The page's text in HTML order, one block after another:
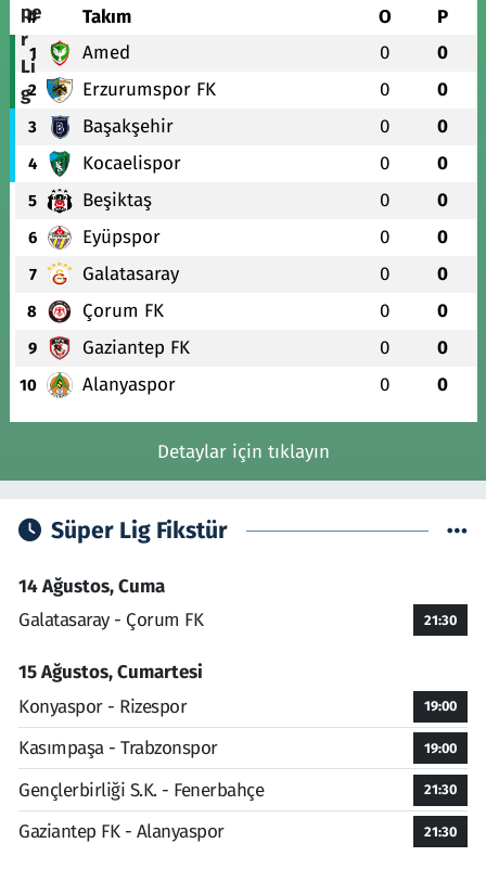
# Takım O P
1 Amed 0 0
2 Erzurumspor FK 0 0
3 Başakşehir 0 0
4 Kocaelispor 0 0
5 Beşiktaş 0 0
6 Eyüpspor 0 0
7 Galatasaray 0 0
8 Çorum FK 0 0
9 Gaziantep FK 0 0
10 Alanyaspor 0 0
Detaylar için tıklayın
Süper Lig Fikstür
14 Ağustos, Cuma
Galatasaray - Çorum FK
21:30
15 Ağustos, Cumartesi
Konyaspor - Rizespor
19:00
Kasımpaşa - Trabzonspor 19:00
Gençlerbirliği S.K. - Fenerbahçe 21:30
Gaziantep FK - Alanyaspor 21:30